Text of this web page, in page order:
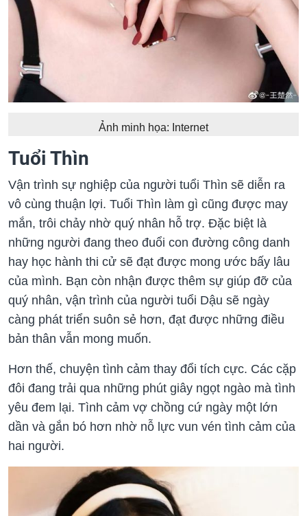
Ảnh minh họa: Internet
Tuổi Thìn
Vận trình sự nghiệp của người tuổi Thìn sẽ diễn ra
vô cùng thuận lợi. Tuổi Thìn làm gì cũng được may
mắn, trôi chảy nhờ quý nhân hỗ trợ. Đặc biệt là
những người đang theo đuổi con đường công danh
hay học hành thi cử sẽ đạt được mong ước bấy lâu
của mình. Bạn còn nhận được thêm sự giúp đỡ của
quý nhân, vận trình của người tuổi Dậu sẽ ngày
càng phát triển suôn sẻ hơn, đạt được những điều
bản thân vẫn mong muốn.
Hơn thế, chuyện tình cảm thay đổi tích cực. Các cặp
đôi đang trải qua những phút giây ngọt ngào mà tình
yêu đem lại. Tình cảm vợ chồng cứ ngày một lớn
dần và gắn bó hơn nhờ nỗ lực vun vén tình cảm của
hai người.